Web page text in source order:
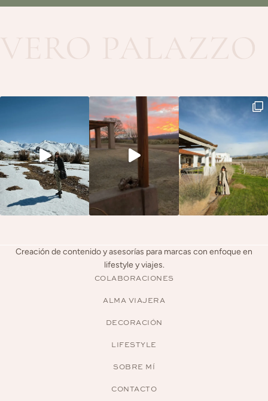
Creación de contenido y asesorías para marcas con enfoque en
lifestyle y viajes.
COLABORACIONES
ALMA VIAJERA
DECORACIÓN
LIFESTYLE
SOBRE MÍ
CONTACTO